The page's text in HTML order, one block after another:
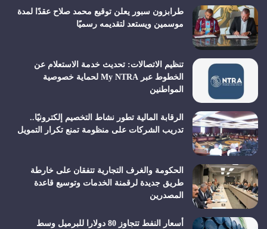
طرابزون سبور يعلن توقيع محمد صلاح عقدًا لمدة
موسمين ويستعد لتقديمه رسميًا
تنظيم الاتصالات: تحديث خدمة الاستعلام عن
الخطوط عبر My NTRA لحماية خصوصية
المواطنين
الرقابة المالية تطور نشاط التخصيم إلكترونيًا..
تدريب الشركات على منظومة تمنع تكرار التمويل
الحكومة والغرف التجارية تتفقان على خارطة
طريق جديدة لرقمنة الخدمات وتوسيع قاعدة
المصدرين
أسعار النفط تتجاوز 80 دولارا للبرميل وسط